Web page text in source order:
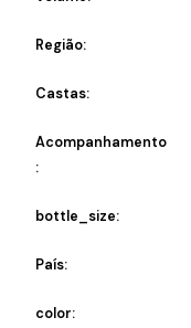
Região:
Castas:
Acompanhamento
:
bottle_size:
País:
color: